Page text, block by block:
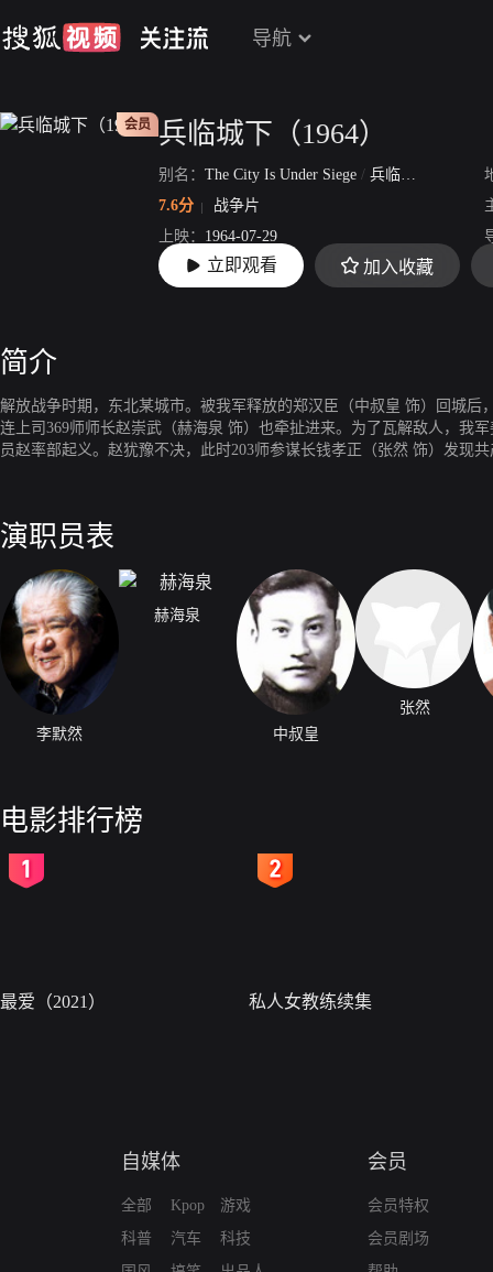
导航
会员 兵临城下（1964）
别名： The City Is Under Siege / 兵临城下大陆版
7.6分
战争片
上映： 1964-07-29
片长： 101分24秒
立即观看 加入收藏
简介
解放战争时期，东北某城市。被我军释放的郑汉臣（中叔皇 饰）回城后
连上司369师师长赵崇武（赫海泉 饰）也牵扯进来。为了瓦解敌人，我
员赵率部起义。赵犹豫不决，此时203师参谋长钱孝正（张然 饰）发现
演职员表
李默然
赫海泉
中叔皇
张然
电影排行榜
最爱（2021） 私人女教练续集
自媒体
全部
科普
Kpop
汽车
游戏
科技
会员
会员特权
会员剧场